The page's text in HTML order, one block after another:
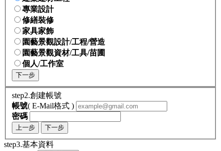
專業設計
修繕裝修
家具家飾
園藝景觀設計/工程/營造
園藝景觀資材/工具/苗圃
個人/工作室
下一步
step2.創建帳號
帳號( E-Mail格式 )
密碼
上一步 下一步
step3.基本資料